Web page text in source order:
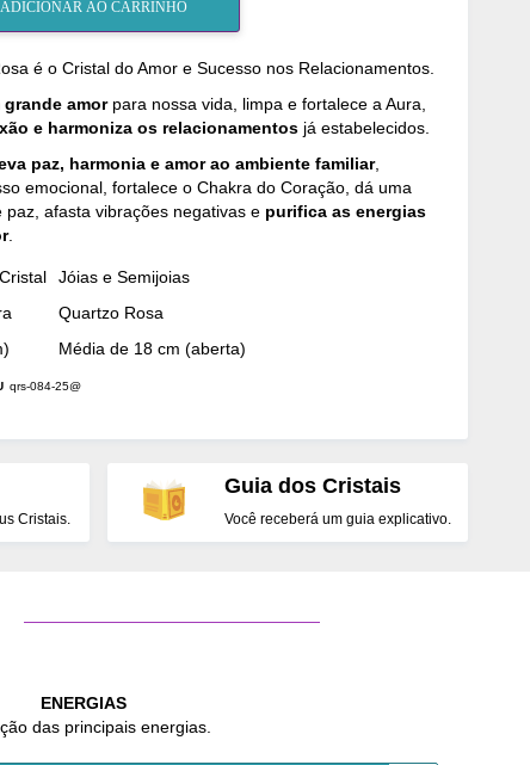
ADICIONAR AO CARRINHO
é o Cristal do Amor e Sucesso nos Relacionamentos.
grande amorpara nossa vida, limpa e fortalece a Aura,
e harmoniza os relacionamentos já estabelecidos.
paz, harmonia e amor ao ambiente familiar,
emocional, fortalece o Chakra do Coração, dá uma
paz, afasta vibrações negativas e purifica as energias
.
Jóias e Semijoias
Quartzo Rosa
Média de 18 cm (aberta)
qrs-084-25@
Cristais.
Guia dos Cristais
Você receberá um guia explicativo.
ENERGIAS
das principais energias.